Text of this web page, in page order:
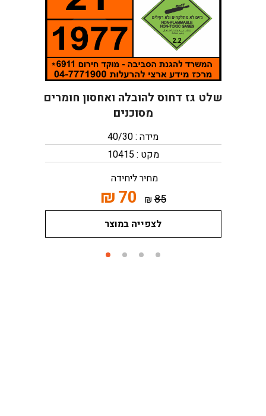
שלט גז דחוס להובלה ואחסון חומרים
מסוכנים
מידה : 40/30
מקט : 10415
מחיר ליחידה
85
₪
70
₪
לצפייה במוצר